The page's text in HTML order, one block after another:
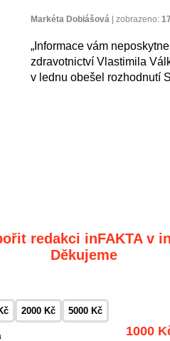
Markéta Dobiášová | zobrazeno:
„Informace vám
zdravotnictví Vlastimila
v lednu obešel rozhodnutí
redakci inFAKTA v
Děkujeme
2000 Kč 5000 Kč
1000